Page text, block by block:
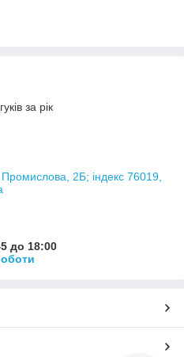
за рік
2Б; індекс 76019,
до 18:00